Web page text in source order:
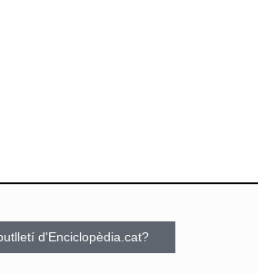
d'Enciclopèdia.cat?